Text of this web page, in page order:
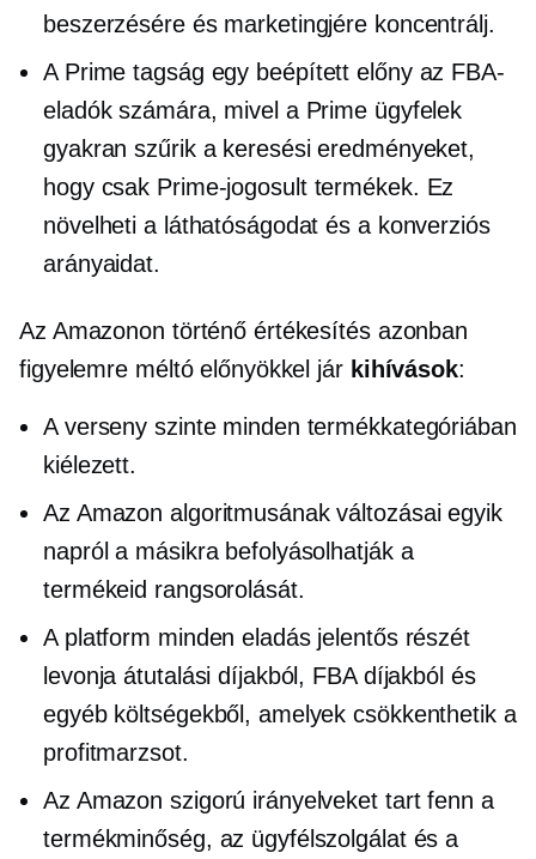
beszerzésére és marketingjére koncentrálj.
A Prime tagság egy beépített előny az FBA-
eladók számára, mivel a Prime ügyfelek
gyakran szűrik a keresési eredményeket,
hogy csak Prime-jogosulttermékek. Ez
növelheti a láthatóságodat és a konverziós
arányaidat.
Az Amazonon történő értékesítés azonban
figyelemre méltó előnyökkel jár kihívások:
A verseny szinte minden termékkategóriában
kiélezett.
Az Amazon algoritmusának változásai egyik
napról a másikra befolyásolhatják a
termékeid rangsorolását.
A platform minden eladás jelentős részét
levonja átutalási díjakból, FBA díjakból és
egyéb költségekből, amelyek csökkenthetik a
profitmarzsot.
Az Amazon szigorú irányelveket tart fenn a
termékminőség, az ügyfélszolgálat és a